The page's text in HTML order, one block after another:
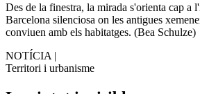
Des de la finestra, la mirada s'orienta cap a
Barcelona silenciosa on les antigues
conviuen amb els habitatges. (Bea Schulze)
NOTÍCIA |
Territori i urbanisme